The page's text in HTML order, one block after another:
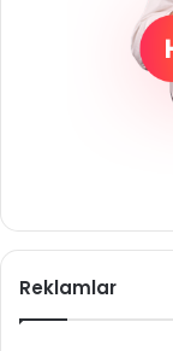
Reklamlar